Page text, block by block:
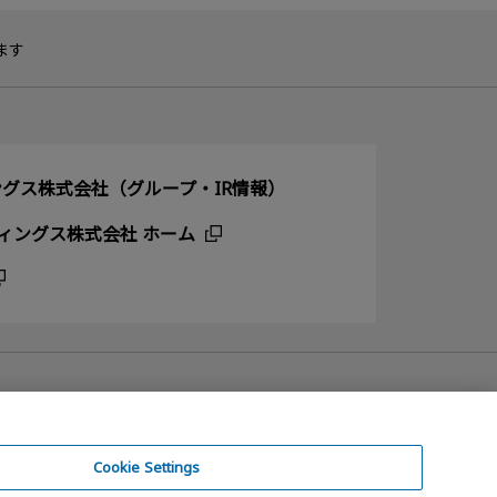
す
ス株式会社（グループ・IR情報）
ングス株式会社 ホーム
Cookie Settings